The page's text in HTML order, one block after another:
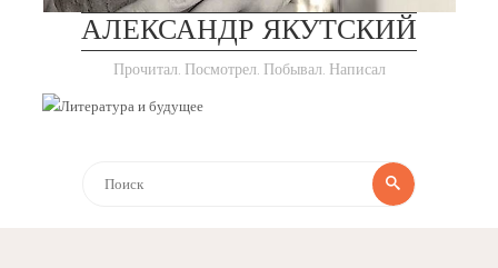
АЛЕКСАНДР ЯКУТСКИЙ
Прочитал. Посмотрел. Побывал. Написал
Что
Поиск